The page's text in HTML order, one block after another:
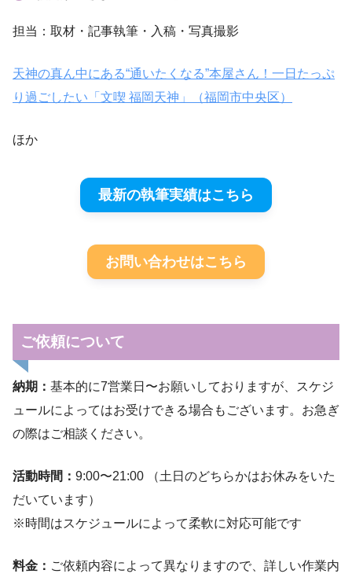
担当：取材・記事執筆・入稿・写真撮影
天神の真ん中にある“通いたくなる”本屋さん！一日たっぷ
り過ごしたい「文喫 福岡天神」（福岡市中央区）
ほか
最新の執筆実績はこちら
お問い合わせはこちら
ご依頼について
納期： 基本的に7営業日〜お願いしておりますが、スケジ
ュールによってはお受けできる場合もございます。お急ぎ
の際はご相談ください。
活動時間： 9:00〜21:00 （土日のどちらかはお休みをいた
だいています）
※時間はスケジュールによって柔軟に対応可能です
料金： ご依頼内容によって異なりますので、詳しい作業内